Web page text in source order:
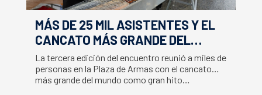
MÁS DE 25 MIL ASISTENTES Y EL
CANCATO MÁS GRANDE DEL
MUNDO MARCAN EXITOSO CIERRE
DE LA SEMANA DEL SALMÓN
La tercera edición del encuentro reunió a miles de
personas en la Plaza de Armas con el cancato
más grande del mundo como gran hito…